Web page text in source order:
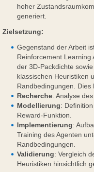
hoher
generiert.
Zielsetzung:
Gegenstand der Arbeit
Reinforcement
der 3D-Packdichte
klassischen Heuristiken
Randbedingungen.
Recherche: Analyse
Modellierung:
Reward-Funktion.
Implementierung:
Training des Agenten
Randbedingungen.
Validierung: Vergleich
Heuristiken hinsichtlich